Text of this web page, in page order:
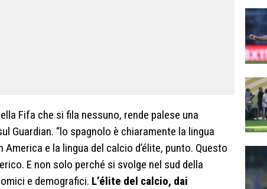
Fifa che si fila nessuno, rende palese una
Guardian. “lo spagnolo è chiaramente la lingua
e la lingua del calcio d’élite, punto. Questo
E non solo perché si svolge nel sud della
e demografici. L’élite del calcio, dai